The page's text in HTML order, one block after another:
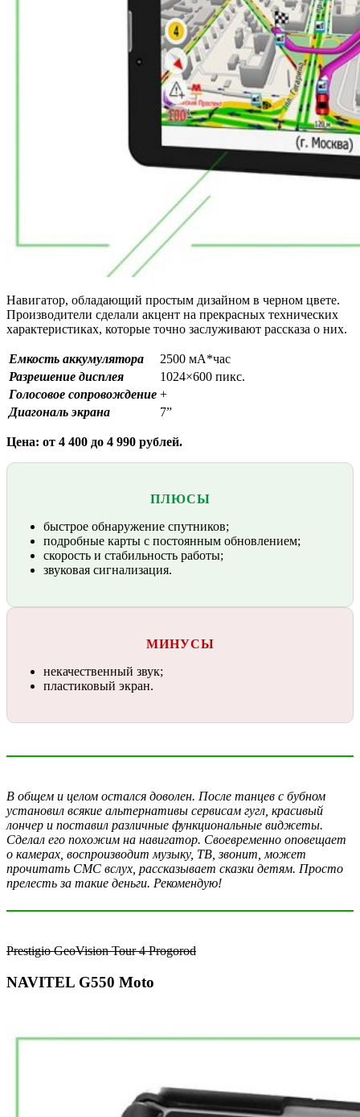
Навигатор, обладающий простым дизайном в черном цвете.
Производители сделали акцент на прекрасных технических
характеристиках, которые точно заслуживают рассказа о них.
Емкость аккумулятора
2500 мА*час
Разрешение дисплея
1024×600 пикс.
Голосовое сопровождение +
Диагональ экрана
7”
Цена: от 4 400 до 4 990 рублей.
ПЛЮСЫ
быстрое обнаружение спутников;
подробные карты с постоянным обновлением;
скорость и стабильность работы;
звуковая сигнализация.
МИНУСЫ
некачественный звук;
пластиковый экран.
В общем и целом остался доволен. После танцев с бубном
установил всякие альтернативы сервисам гугл, красивый
лончер и поставил различные функциональные виджеты.
Сделал его похожим на навигатор. Своевременно оповещает
о камерах, воспроизводит музыку, ТВ, звонит, может
прочитать СМС вслух, рассказывает сказки детям. Просто
прелесть за такие деньги. Рекомендую!
Prestigio GeoVision Tour 4 Progorod
NAVITEL G550 Moto